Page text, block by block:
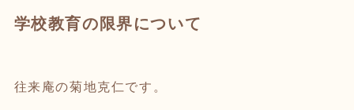
学校教育の限界について
往来庵の菊地克仁です。